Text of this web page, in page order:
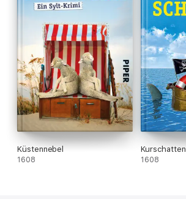
Küstennebel
1608
Kurschatten
1608